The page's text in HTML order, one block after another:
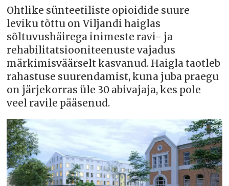
Ohtlike sünteetiliste opioidide suure
leviku tõttu on Viljandi haiglas
sõltuvushäirega inimeste ravi- ja
rehabilitatsiooniteenuste vajadus
märkimisväärselt kasvanud. Haigla taotleb
rahastuse suurendamist, kuna juba praegu
on järjekorras üle 30 abivajaja, kes pole
veel ravile pääsenud.